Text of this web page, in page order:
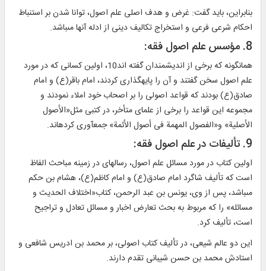
بنابراين، بايد گفت: غرض و هدف اصلى علم اصول، توانا شدن بر استنباط
احكام شرعى فرعى و استخراج تكاليف دينى از ادله آنها مى‏باشد.
8. مؤسس علم اصول فقه:
همان‏گونه كه برخى از انديشمندان گفته ‏اند10، اولين كسانى كه در مورد
علم اصول سخن گفتند و آن را پايه‏گذارى كردند، امام باقر(ع) و امام
صادق(ع) بودند كه قواعد اصولى را بر اصحاب خود املاء نمودند و
مجموعه اين قواعد را برخى از علماى متأخر، در كتبى مثل«الأصول
الأصلية» و«الفصول المهمة فى أصول الأئمة» جمع‏آورى كرده‏اند.
9. تأليفات در علم اصول فقه:
اولين كتاب در مورد مسائل علم اصول، رساله‏اى در زمينه مباحث الفاظ
است كه تأليف شاگرد امام صادق(ع) و امام كاظم(ع)، هشام بن حكم
مى‏باشد، پس از وى، يونس بن عبد الرحمن، كتاب«اختلاف الحديث و
مسائله» را كه مربوط به بحث تعارض اخبار و مسائل تعادل و تراجيح
است، تأليف كرد.
اين دو عالم شيعى، در تأليف كتاب اصولى، بر محمد بن ادريس شافعى و
استادش محمد بن حسن شيبانى تقدم دارند.